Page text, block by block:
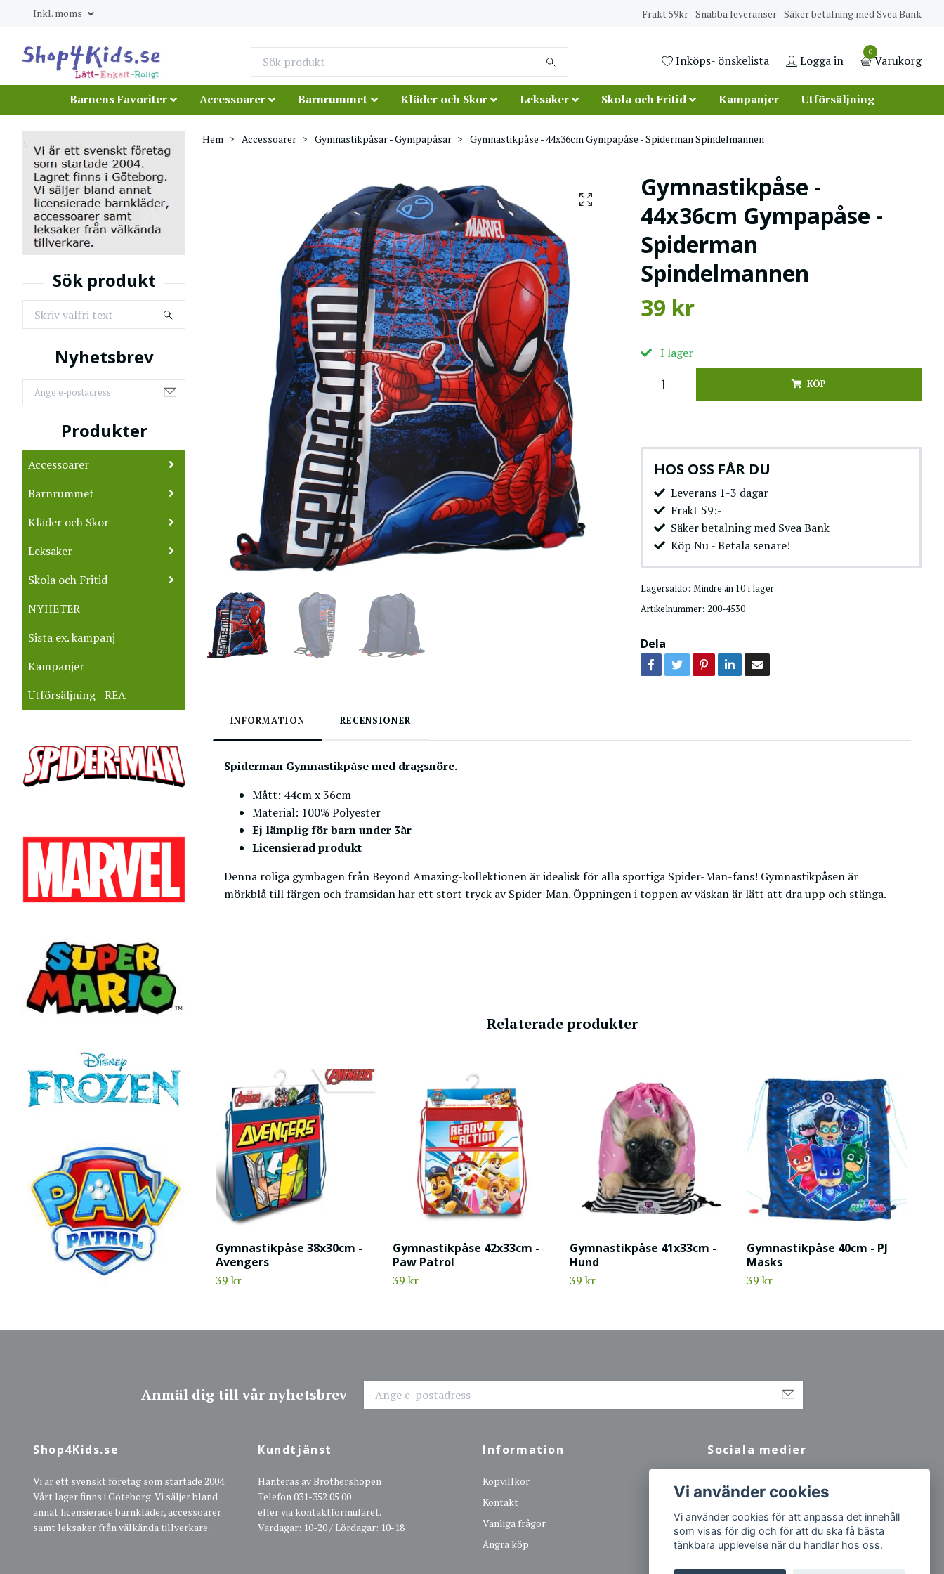
Inkl. moms Frakt 59kr - Snabba leveranser - Säker betalning med Svea Bank
Inköps- önskelista Logga in
0
Varukorg
Barnens Favoriter Accessoarer Barnrummet Kläder och Skor Leksaker Skola och Fritid Kampanjer Utförsäljning
Accessoarer
Barnrummet
Kläder och Skor
Leksaker
Skola och Fritid
NYHETER
Sista ex. kampanj
Kampanjer
Utförsäljning - REA
Hem Accessoarer Gymnastikpåsar - Gympapåsar Gymnastikpåse - 44x36cm Gympapåse - Spiderman Spindelmannen
Gymnastikpåse -
44x36cm Gympapåse -
Spiderman
Spindelmannen
39 kr
I lager
KÖP
HOS OSS FÅR DU
Leverans 1-3 dagar
Frakt 59:-
Säker betalning med Svea Bank
Köp Nu - Betala senare!
Lagersaldo: Mindre än 10 i lager
Artikelnummer: 200-4530
Dela
INFORMATION RECENSIONER
Spiderman Gymnastikpåse med dragsnöre.
Mått: 44cm x 36cm
Material: 100% Polyester
Ej lämplig för barn under 3år
Licensierad produkt
Denna roliga gymbagen från Beyond Amazing-kollektionen är idealisk för alla sportiga Spider-Man-fans! Gymnastikpåsen är
mörkblå till färgen och framsidan har ett stort tryck av Spider-Man. Öppningen i toppen av väskan är lätt att dra upp och stänga.
Gymnastikpåse 38x30cm -
Avengers
39 kr
Gymnastikpåse 42x33cm -
Paw Patrol
39 kr
Gymnastikpåse 41x33cm -
Hund
39 kr
Gymnastikpåse 40cm - PJ
Masks
39 kr
Anmäl dig till vår nyhetsbrev
Shop4Kids.se
Vi är ett svenskt företag som startade 2004.
Vårt lager finns i Göteborg. Vi säljer bland
annat licensierade barnkläder, accessoarer
samt leksaker från välkända tillverkare.
Kundtjänst
Hanteras av Brothershopen
Telefon 031-352 05 00
eller via kontaktformuläret.
Vardagar: 10-20 / Lördagar: 10-18
Information
Köpvillkor
Kontakt
Vanliga frågor
Ångra köp
Sociala medier
Vi använder cookies
Vi använder cookies för att anpassa det innehåll
som visas för dig och för att du ska få bästa
tänkbara upplevelse när du handlar hos oss.